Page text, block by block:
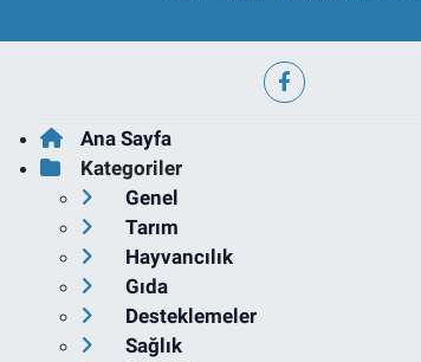
Ana Sayfa
Kategoriler
Genel
Tarım
Hayvancılık
Gıda
Desteklemeler
Sağlık